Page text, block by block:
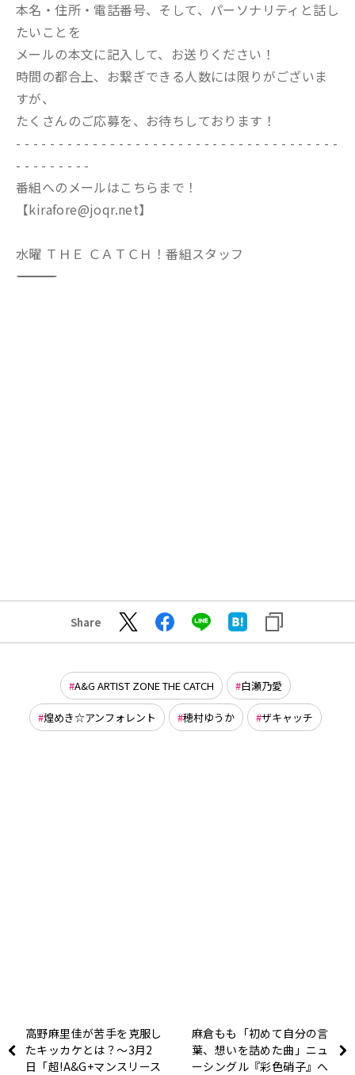
本名・住所・電話番号、そして、パーソナリティと話し
たいことを
メールの本文に記入して、お送りください！
時間の都合上、お繋ぎできる人数には限りがございま
すが、
たくさんのご応募を、お待ちしております！
- - - - - - - - - - - - - - - - - - - - - - - - - - - - - - - - - - - - - -
- - - - - - - - -
番組へのメールはこちらまで！
【kirafore@joqr.net】
水曜 ＴＨＥ ＣＡＴＣＨ！番組スタッフ
―――――――――――――――――――――――――――――――――――――――――
Share
A&G ARTIST ZONE THE CATCH 白瀬乃愛
煌めき☆アンフォレント 穂村ゆうか ザキャッチ
高野麻里佳が苦手を克服し
たキッカケとは？～3月2
日「超!A&G+マンスリース
麻倉もも「初めて自分の言
葉、想いを詰めた曲」ニュ
ーシングル『彩色硝子』へ